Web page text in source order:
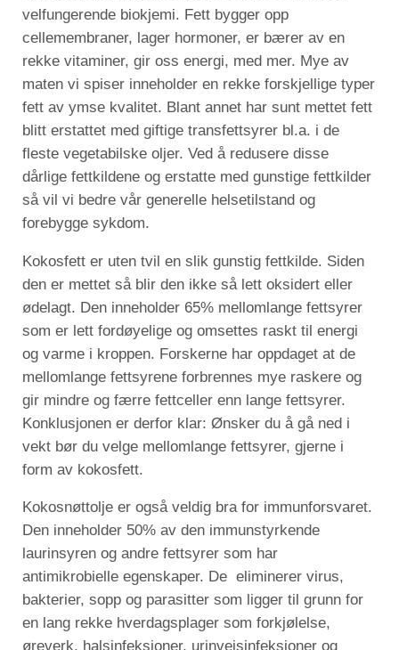
velfungerende biokjemi. Fett bygger opp
cellemembraner, lager hormoner, er bærer av en
rekke vitaminer, gir oss energi, med mer. Mye av
maten vi spiser inneholder en rekke forskjellige typer
fett av ymse kvalitet. Blant annet har sunt mettet fett
blitt erstattet med giftige transfettsyrer bl.a. i de
fleste vegetabilske oljer. Ved å redusere disse
dårlige fettkildene og erstatte med gunstige fettkilder
så vil vi bedre vår generelle helsetilstand og
forebygge sykdom.
Kokosfett er uten tvil en slik gunstig fettkilde. Siden
den er mettet så blir den ikke så lett oksidert eller
ødelagt. Den inneholder 65% mellomlange fettsyrer
som er lett fordøyelige og omsettes raskt til energi
og varme i kroppen. Forskerne har oppdaget at de
mellomlange fettsyrene forbrennes mye raskere og
gir mindre og færre fettceller enn lange fettsyrer.
Konklusjonen er derfor klar: Ønsker du å gå ned i
vekt bør du velge mellomlange fettsyrer, gjerne i
form av kokosfett.
Kokosnøttolje er også veldig bra for immunforsvaret.
Den inneholder 50% av den immunstyrkende
laurinsyren og andre fettsyrer som har
antimikrobielle egenskaper. De eliminerer virus,
bakterier, sopp og parasitter som ligger til grunn for
en lang rekke hverdagsplager som forkjølelse,
øreverk, halsinfeksjoner, urinveisinfeksjoner og